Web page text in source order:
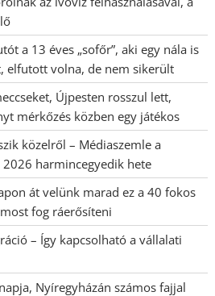
a 13 éves „sofőr”, aki egy nála is
elfutott volna, de nem sikerült
Újpesten rosszul lett,
mérkőzés közben egy játékos
közelről – Médiaszemle a
harmincegyedik hete
át velünk marad ez a 40 fokos
fog ráerősíteni
– Így kapcsolható a vállalati
Nyíregyházán számos fajjal